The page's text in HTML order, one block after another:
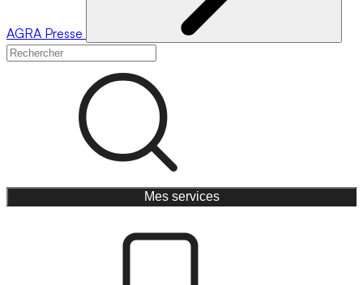
AGRA Presse
Mes services